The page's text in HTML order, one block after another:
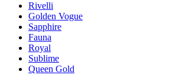
Rivelli
Golden Vogue
Sapphire
Fauna
Royal
Sublime
Queen Gold